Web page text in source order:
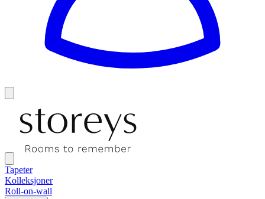
Tapeter
Kolleksjoner
Roll-on-wall